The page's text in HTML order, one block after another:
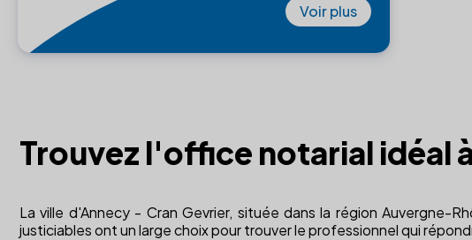
Voir plus
Trouvez l'office notarial idéal
La ville d'Annecy - Cran Gevrier, située dans la région Auvergne-
justiciables ont un large choix pour trouver le professionnel qui